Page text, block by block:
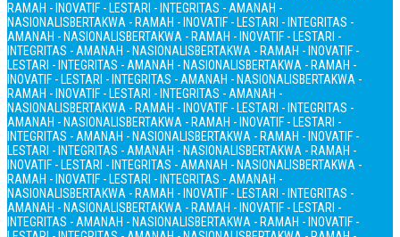
RAMAH - INOVATIF - LESTARI - INTEGRITAS - AMANAH -
NASIONALISBERTAKWA - RAMAH - INOVATIF - LESTARI - INTEGRITAS -
AMANAH - NASIONALISBERTAKWA - RAMAH - INOVATIF - LESTARI -
INTEGRITAS - AMANAH - NASIONALISBERTAKWA - RAMAH - INOVATIF -
LESTARI - INTEGRITAS - AMANAH - NASIONALISBERTAKWA - RAMAH -
INOVATIF - LESTARI - INTEGRITAS - AMANAH - NASIONALISBERTAKWA -
RAMAH - INOVATIF - LESTARI - INTEGRITAS - AMANAH -
NASIONALISBERTAKWA - RAMAH - INOVATIF - LESTARI - INTEGRITAS -
AMANAH - NASIONALISBERTAKWA - RAMAH - INOVATIF - LESTARI -
INTEGRITAS - AMANAH - NASIONALISBERTAKWA - RAMAH - INOVATIF -
LESTARI - INTEGRITAS - AMANAH - NASIONALISBERTAKWA - RAMAH -
INOVATIF - LESTARI - INTEGRITAS - AMANAH - NASIONALISBERTAKWA -
RAMAH - INOVATIF - LESTARI - INTEGRITAS - AMANAH -
NASIONALISBERTAKWA - RAMAH - INOVATIF - LESTARI - INTEGRITAS -
AMANAH - NASIONALISBERTAKWA - RAMAH - INOVATIF - LESTARI -
INTEGRITAS - AMANAH - NASIONALISBERTAKWA - RAMAH - INOVATIF -